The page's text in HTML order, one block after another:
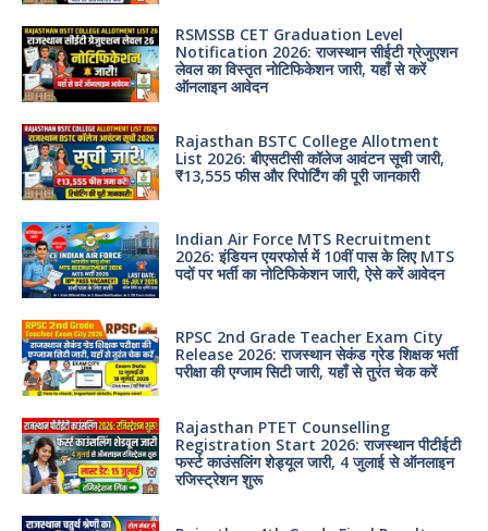
RSMSSB CET Graduation Level
Notification 2026: राजस्थान सीईटी ग्रेजुएशन
लेवल का विस्तृत नोटिफिकेशन जारी, यहाँ से करें
ऑनलाइन आवेदन
Rajasthan BSTC College Allotment
List 2026: बीएसटीसी कॉलेज आवंटन सूची जारी,
₹13,555 फीस और रिपोर्टिंग की पूरी जानकारी
Indian Air Force MTS Recruitment
2026: इंडियन एयरफोर्स में 10वीं पास के लिए MTS
पदों पर भर्ती का नोटिफिकेशन जारी, ऐसे करें आवेदन
RPSC 2nd Grade Teacher Exam City
Release 2026: राजस्थान सेकंड ग्रेड शिक्षक भर्ती
परीक्षा की एग्जाम सिटी जारी, यहाँ से तुरंत चेक करें
Rajasthan PTET Counselling
Registration Start 2026: राजस्थान पीटीईटी
फर्स्ट काउंसलिंग शेड्यूल जारी, 4 जुलाई से ऑनलाइन
रजिस्ट्रेशन शुरू